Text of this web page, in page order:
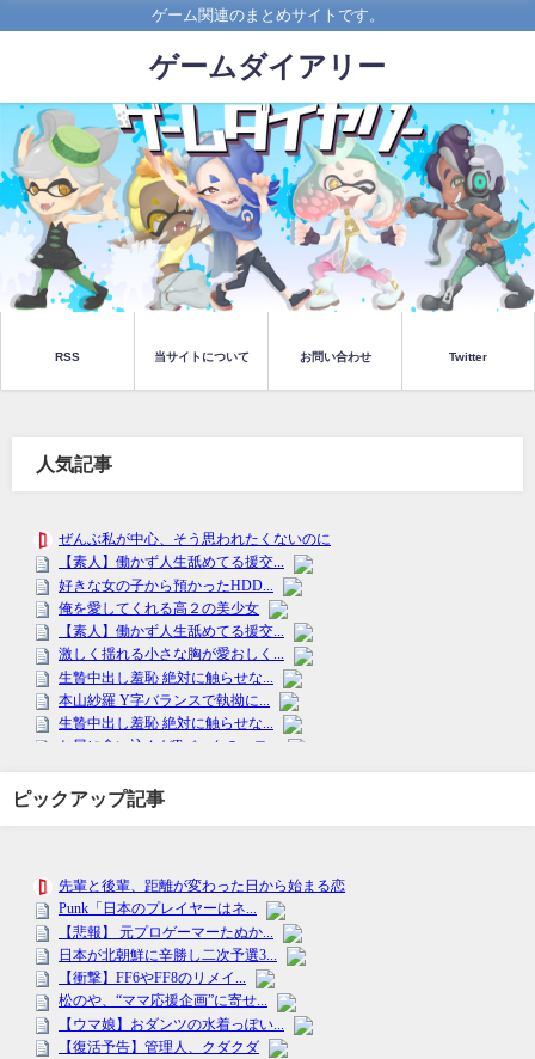
ゲーム関連のまとめサイトです。
ゲームダイアリー
RSS 当サイトについて お問い合わせ Twitter
人気記事
ピックアップ記事